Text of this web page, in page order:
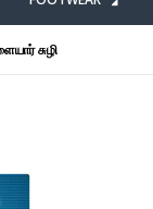
சுழி